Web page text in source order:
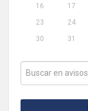
16
17
23
24
30
31